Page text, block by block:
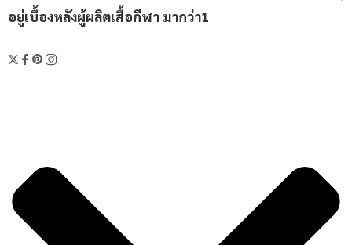
อยู่เบื้องหลังผู้ผลิตเสื้อกีฬา มากว่า1